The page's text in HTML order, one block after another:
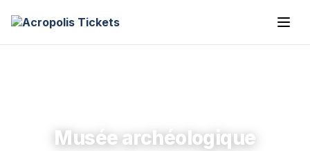
Musée archéologique